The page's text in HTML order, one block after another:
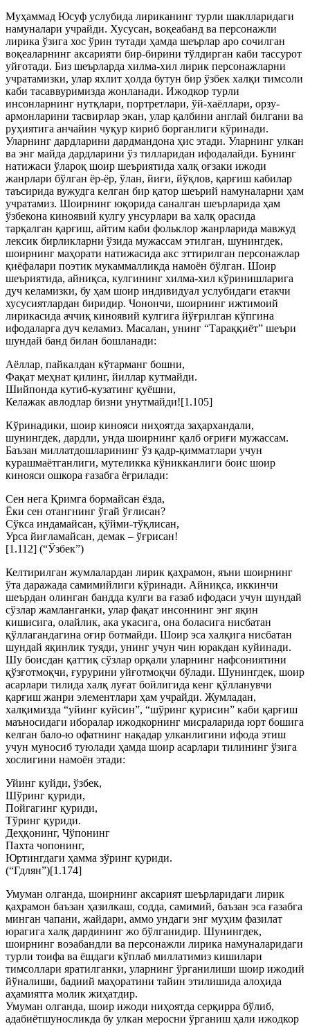
Муҳаммад Юсуф услубида лириканинг турли шаклларидаги
намуналари учрайди. Хусусан, воқеабанд ва персонажли
лирика ўзига хос ўрин тутади ҳамда шеърлар аро сочилган
воқеаларнинг аксарияти бир-бирини тўлдирган каби тассурот
уйғотади. Биз шеърларда хилма-хил лирик персонажларни
учратамизки, улар яхлит ҳолда бутун бир ўзбек халқи тимсоли
каби тасаввуримизда жонланади. Ижодкор турли
инсонларнинг нутқлари, портретлари, ўй-хаёллари, орзу-
армонларини тасвирлар экан, улар қалбини англай билгани ва
руҳиятига анчайин чуқур кириб борганлиги кўринади.
Уларнинг дардларини дардмандона ҳис этади. Уларнинг улкан
ва энг майда дардларини ўз тилларидан ифодалайди. Бунинг
натижаси ўлароқ шоир шеъриятида халқ оғзаки ижоди
жанрлари бўлган ёр-ёр, ўлан, йиғи, йўқлов, қарғиш кабилар
таъсирида вужудга келган бир қатор шеърий намуналарни ҳам
учратамиз. Шоирнинг юқорида саналган шеърларида ҳам
ўзбекона киноявий кулгу унсурлари ва халқ орасида
тарқалган қарғиш, айтим каби фольклор жанрларида мавжуд
лексик бирликларни ўзида мужассам этилган, шунингдек,
шоирнинг маҳорати натижасида акс эттирилган персонажлар
қиёфалари поэтик мукаммалликда намоён бўлган. Шоир
шеъриятида, айниқса, кулгининг хилма-хил кўринишларига
дуч келамизки, бу ҳам шоир индивидуал услубидаги етакчи
хусусиятлардан биридир. Чонончи, шоирнинг ижтимоий
лирикасида аччиқ киноявий кулгига йўғрилган кўпгина
ифодаларга дуч келамиз. Масалан, унинг “Тараққиёт” шеъри
шундай банд билан бошланади:
Аёллар, пайкалдан кўтарманг бошни,
Фақат меҳнат қилинг, йиллар кутмайди.
Шийпонда кутиб-кузатинг қуёшни,
Келажак авлодлар бизни унутмайди![1.105]
Кўринадики, шоир кинояси ниҳоятда заҳархандали,
шунингдек, дардли, унда шоирнинг қалб оғриғи мужассам.
Баъзан миллатдошларининг ўз қадр-қимматлари учун
курашмаётганлиги, мутеликка кўникканлиги боис шоир
кинояси ошкора ғазабга ёғрилади:
Сен нега Қримга бормайсан ёзда,
Ёки сен отангнинг ўгай ўғлисан?
Сўкса индамайсан, қўйми-тўқлисан,
Урса йиғламайсан, демак – ўғрисан!
[1.112] (“Ўзбек”)
Келтирилган жумлалардан лирик қаҳрамон, яъни шоирнинг
ўта даражада самимийлиги кўринади. Айниқса, иккинчи
шеърдан олинган бандда кулги ва ғазаб ифодаси учун шундай
сўзлар жамланганки, улар фақат инсоннинг энг яқин
кишисига, олайлик, ака укасига, она боласига нисбатан
қўллагандагина оғир ботмайди. Шоир эса халқига нисбатан
шундай яқинлик туяди, унинг учун чин юракдан куйинади.
Шу боисдан қаттиқ сўзлар орқали уларнинг нафсониятини
қўзғотмоқчи, ғурурини уйғотмоқчи бўлади. Шунингдек, шоир
асарлари тилида халқ луғат бойлигида кенг қўлланувчи
қарғиш жанри элементлари ҳам учрайди. Жумладан,
халқимизда “уйинг куйсин”, “шўринг қурисин” каби қарғиш
маъносидаги иборалар ижодкорнинг мисраларида юрт бошига
келган бало-ю офатнинг нақадар улканлигини ифода этиш
учун муносиб туюлади ҳамда шоир асарлари тилининг ўзига
хослигини намоён этади:
Уйинг куйди, ўзбек,
Шўринг қуриди,
Пойгагинг қуриди,
Тўринг қуриди.
Деҳқонинг, Чўпонинг
Пахта чопонинг,
Юртингдаги ҳамма зўринг қуриди.
(“Гдлян”)[1.174]
Умуман олганда, шоирнинг аксарият шеърларидаги лирик
қаҳрамон баъзан ҳазилкаш, содда, самимий, баъзан эса ғазабга
минган чапани, жайдари, аммо ундаги энг муҳим фазилат
юрагига халқ дардининг жо бўлганидир. Шунингдек,
шоирнинг воэабандли ва персонажли лирика намуналаридаги
турли тоифа ва ёшдаги кўплаб миллатимиз кишилари
тимсоллари яратилганки, уларнинг ўрганилиши шоир ижодий
йўналиши, бадиий маҳоратини тайин этилишида алоҳида
аҳамиятга молик жиҳатдир.
Умуман олганда, шоир ижоди ниҳоятда серқирра бўлиб,
адабиётшуносликда бу улкан меросни ўрганиш ҳали ижодкор